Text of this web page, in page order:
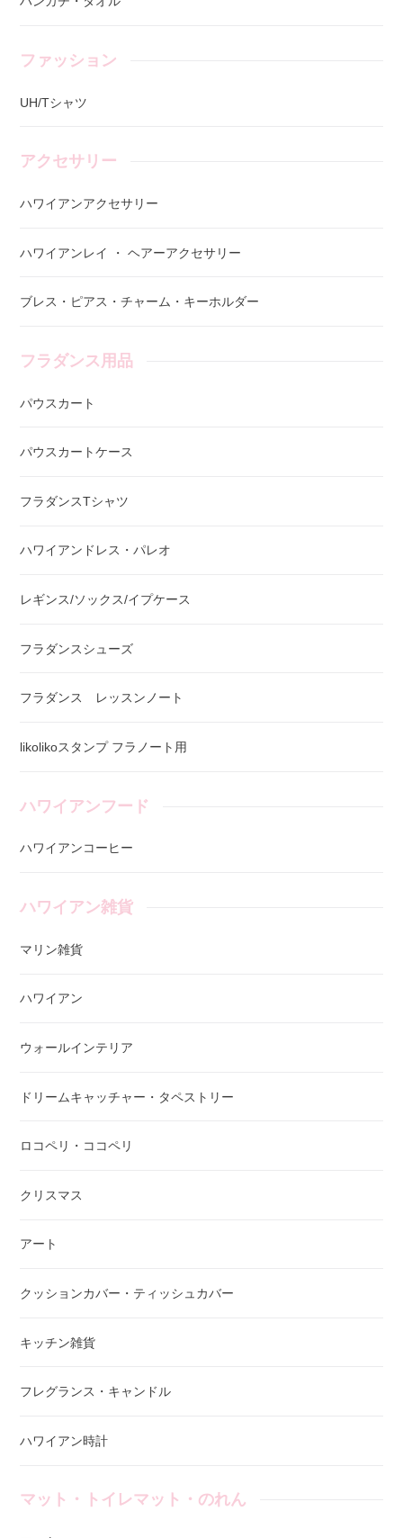
ファッション
UH/Tシャツ
アクセサリー
ハワイアンアクセサリー
ハワイアンレイ ・ ヘアーアクセサリー
ブレス・ピアス・チャーム・キーホルダー
フラダンス用品
パウスカート
パウスカートケース
フラダンスTシャツ
ハワイアンドレス・パレオ
レギンス/ソックス/イプケース
フラダンスシューズ
フラダンス レッスンノート
likolikoスタンプ フラノート用
ハワイアンフード
ハワイアンコーヒー
ハワイアン雑貨
マリン雑貨
ハワイアン
ウォールインテリア
ドリームキャッチャー・タペストリー
ロコペリ・ココペリ
クリスマス
アート
クッションカバー・ティッシュカバー
キッチン雑貨
フレグランス・キャンドル
ハワイアン時計
マット・トイレマット・のれん